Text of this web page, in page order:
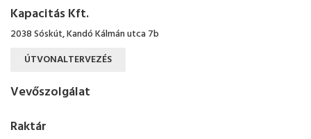
Kapacitás Kft.
2038 Sóskút, Kandó Kálmán utca 7b
ÚTVONALTERVEZÉS
Vevőszolgálat
Raktár